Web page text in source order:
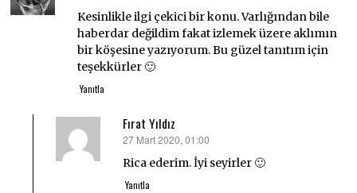
ki:
Kesinlikle ilgi çekici bir konu. Varlığından bile
haberdar değildim fakat izlemek üzere aklımın
bir köşesine yazıyorum. Bu güzel tanıtım için
teşekkürler 🙂
Yanıtla
Fırat Yıldız
dedi
ki:
27 Mart 2020, 01:00
Rica ederim. İyi seyirler 🙂
Yanıtla